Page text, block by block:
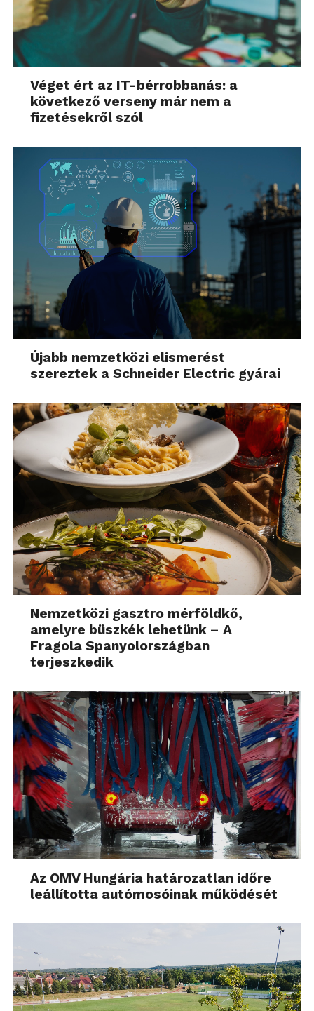
Véget ért az IT-bérrobbanás: a
következő verseny már nem a
fizetésekről szól
Újabb nemzetközi elismerést
szereztek a Schneider Electric gyárai
Nemzetközi gasztro mérföldkő,
amelyre büszkék lehetünk – A
Fragola Spanyolországban
terjeszkedik
Az OMV Hungária határozatlan időre
leállította autómosóinak működését